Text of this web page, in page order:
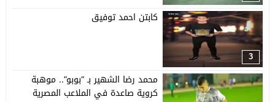
3
كابتن احمد توفيق
محمد رضا الشهير بـ “بوبو”.. موهبة
كروية صاعدة في الملاعب المصرية